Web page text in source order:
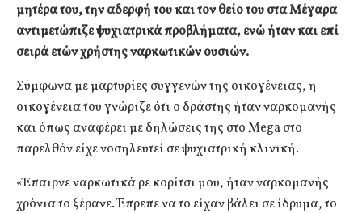
μητέρα του, την αδερφή του και τον θείο του στα Μέγαρα
αντιμετώπιζε ψυχιατρικά προβλήματα, ενώ ήταν και επί
σειρά ετών χρήστης ναρκωτικών ουσιών.
Σύμφωνα με μαρτυρίες συγγενών της οικογένειας, η
οικογένεια του γνώριζε ότι ο δράστης ήταν ναρκομανής
και όπως αναφέρει με δηλώσεις της στο Mega στο
παρελθόν είχε νοσηλευτεί σε ψυχιατρική κλινική.
«Έπαιρνε ναρκωτικά ρε κορίτσι μου, ήταν ναρκομανής
χρόνια το ξέρανε. Έπρεπε να το είχαν βάλει σε ίδρυμα, το